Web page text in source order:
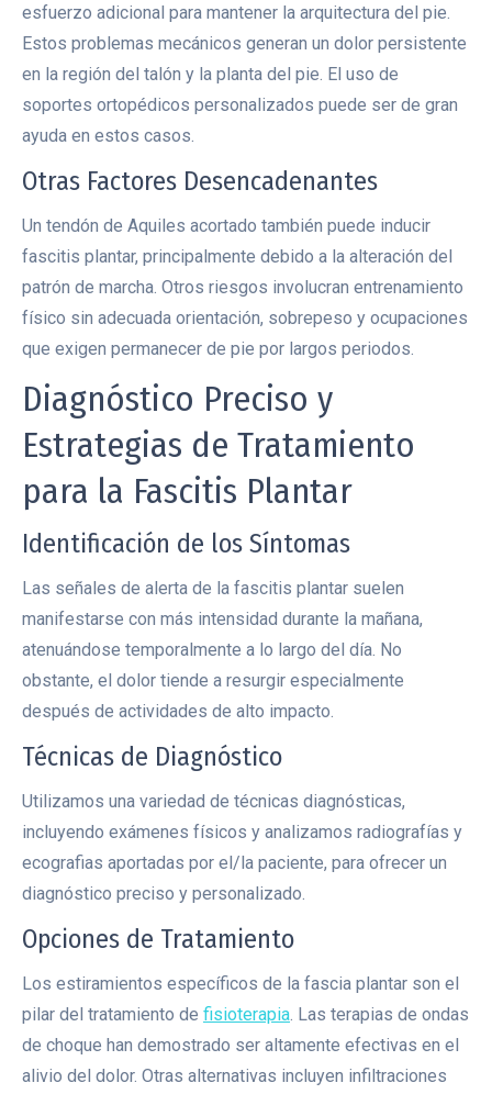
esfuerzo adicional para mantener la arquitectura del pie.
Estos problemas mecánicos generan un dolor persistente
en la región del talón y la planta del pie. El uso de
soportes ortopédicos personalizados puede ser de gran
ayuda en estos casos.
Otras Factores Desencadenantes
Un tendón de Aquiles acortado también puede inducir
fascitis plantar, principalmente debido a la alteración del
patrón de marcha. Otros riesgos involucran entrenamiento
físico sin adecuada orientación, sobrepeso y ocupaciones
que exigen permanecer de pie por largos periodos.
Diagnóstico Preciso y
Estrategias de Tratamiento
para la Fascitis Plantar
Identificación de los Síntomas
Las señales de alerta de la fascitis plantar suelen
manifestarse con más intensidad durante la mañana,
atenuándose temporalmente a lo largo del día. No
obstante, el dolor tiende a resurgir especialmente
después de actividades de alto impacto.
Técnicas de Diagnóstico
Utilizamos una variedad de técnicas diagnósticas,
incluyendo exámenes físicos y analizamos radiografías y
ecografias aportadas por el/la paciente, para ofrecer un
diagnóstico preciso y personalizado.
Opciones de Tratamiento
Los estiramientos específicos de la fascia plantar son el
pilar del tratamiento de fisioterapia. Las terapias de ondas
de choque han demostrado ser altamente efectivas en el
alivio del dolor. Otras alternativas incluyen infiltraciones